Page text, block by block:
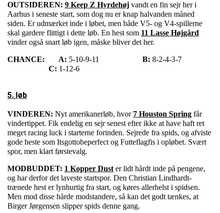
OUTSIDEREN: 9 Keep Z Hyrdehøj vandt en fin sejr her i
Aarhus i seneste start, som dog nu er knap halvanden måned
siden. Er udmærket inde i løbet, men både V5- og V4-spillerne
skal gardere flittigt i dette løb. En hest som 11 Lasse Højgård
vinder også snart løb igen, måske bliver det her.
CHANCE: A: 5-10-9-11 B: 8-2-4-3-7
C: 1-12-6
5. løb
VINDEREN: Nyt amerikanerløb, hvor 7 Houston Spring får
vindertippet. Fik endelig en sejr senest efter ikke at have haft ret
meget racing luck i starterne forinden. Sejrede fra spids, og afviste
gode heste som Itsgottobeperfect og Futteflagfis i opløbet. Svært
spor, men klart førstevalg.
MODBUDDET: 1 Kopper Duster lidt hårdt inde på pengene,
og har derfor det laveste startspor. Den Christian Lindhardt-
trænede hest er lynhurtig fra start, og køres allerhelst i spidsen.
Men mod disse hårde modstandere, så kan det godt tænkes, at
Birger Jørgensen slipper spids denne gang.